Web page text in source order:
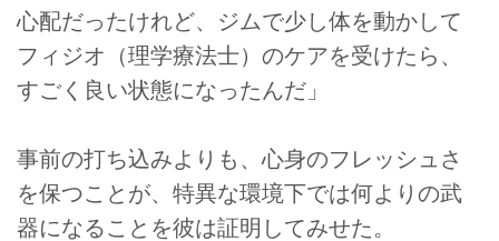
心配だったけれど、ジムで少し体を動かして
フィジオ（理学療法士）のケアを受けたら、
すごく良い状態になったんだ」
事前の打ち込みよりも、心身のフレッシュさ
を保つことが、特異な環境下では何よりの武
器になることを彼は証明してみせた。